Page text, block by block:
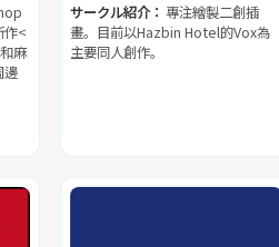
作<
麻
邊
サークル紹介： 專注繪製二創插
畫。目前以Hazbin Hotel的Vox為
主要同人創作。